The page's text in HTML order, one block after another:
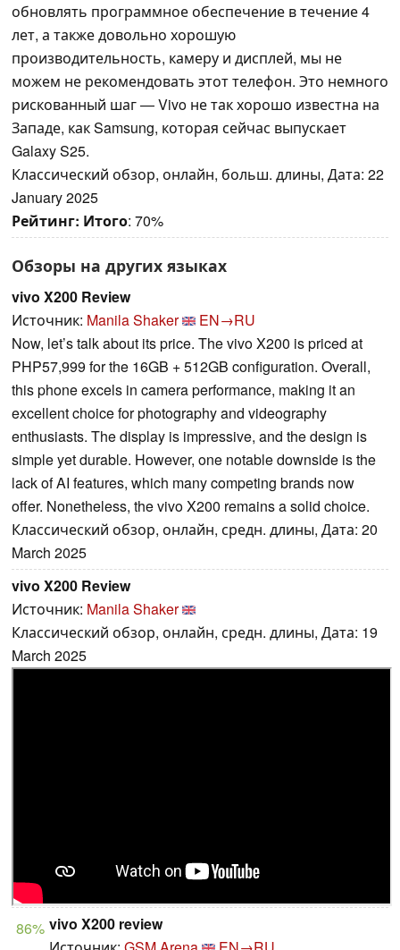
обновлять программное обеспечение в течение 4
лет, а также довольно хорошую
производительность, камеру и дисплей, мы не
можем не рекомендовать этот телефон. Это немного
рискованный шаг — Vivo не так хорошо известна на
Западе, как Samsung, которая сейчас выпускает
Galaxy S25.
Классический обзор, онлайн, больш. длины, Дата: 22
January 2025
Рейтинг: Итого: 70%
Обзоры на других языках
vivo X200 Review
Источник: Manila Shaker
EN→RU
Now, let’s talk about its price. The vivo X200 is priced at
PHP57,999 for the 16GB + 512GB configuration. Overall,
this phone excels in camera performance, making it an
excellent choice for photography and videography
enthusiasts. The display is impressive, and the design is
simple yet durable. However, one notable downside is the
lack of AI features, which many competing brands now
offer. Nonetheless, the vivo X200 remains a solid choice.
Классический обзор, онлайн, средн. длины, Дата: 20
March 2025
vivo X200 Review
Источник: Manila Shaker
Классический обзор, онлайн, средн. длины, Дата: 19
March 2025
86% vivo X200 review